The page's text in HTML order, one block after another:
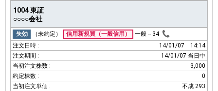
1004 東証
○○○○会社
失効 （未約定） 信用新規買（一般信用） 一般 -- 34
14/01/07
14:14
14/01/07 当日中
3,000
0
不成 293